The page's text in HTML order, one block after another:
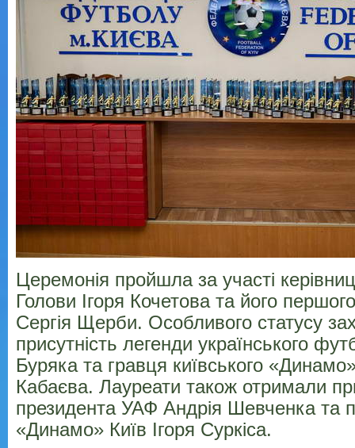
Церемонія пройшла за участі
Голови Ігоря Кочетова та його
Сергія Щерби. Особливого статусу
присутність легенди українського
Буряка та гравця київського
Кабаєва. Лауреати також отримали
президента УАФ Андрія Шевченка та
«Динамо» Київ Ігоря Суркіса.